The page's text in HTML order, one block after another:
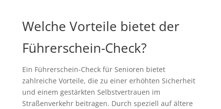
Welche Vorteile bietet der
Führerschein-Check?
Ein Führerschein-Check für Senioren bietet
zahlreiche Vorteile, die zu einer erhöhten Sicherheit
und einem gestärkten Selbstvertrauen im
Straßenverkehr beitragen. Durch speziell auf ältere